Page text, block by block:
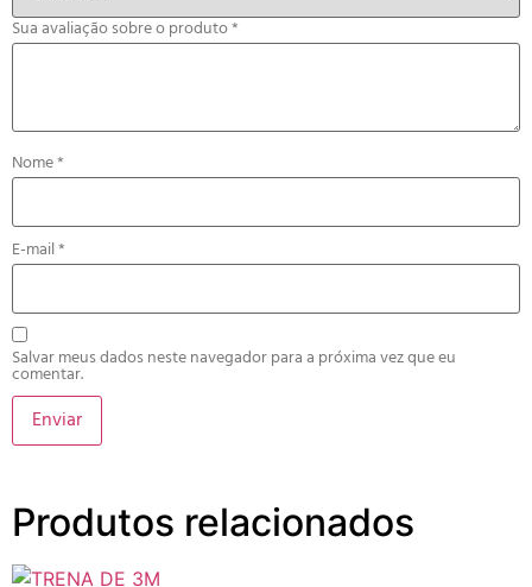
Sua avaliação sobre o produto*
Nome*
E-mail*
Salvar meus dados neste navegador para a próxima vez que eu
comentar.
Produtos relacionados